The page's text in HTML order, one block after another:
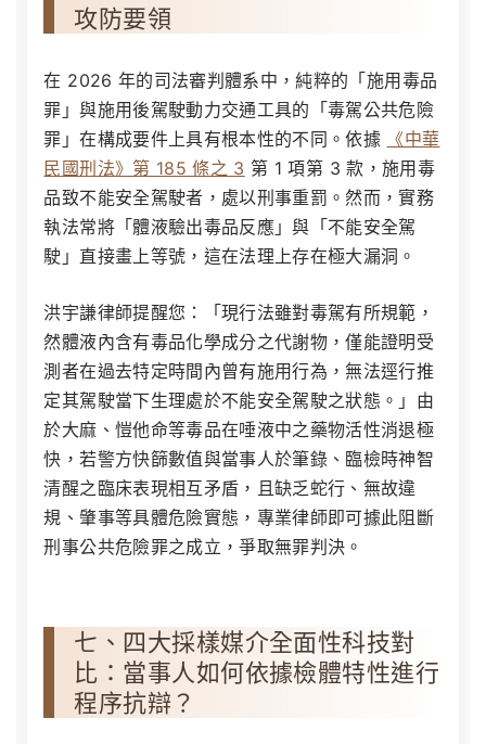
攻防要領
在 2026 年的司法審判體系中，純粹的「施用毒品
罪」與施用後駕駛動力交通工具的「毒駕公共危險
罪」在構成要件上具有根本性的不同。依據
《中華
民國刑法》第 185 條之 3 第 1 項第 3 款，施用毒
品致不能安全駕駛者，處以刑事重罰。然而，實務
執法常將「體液驗出毒品反應」與「不能安全駕
駛」直接畫上等號，這在法理上存在極大漏洞。
洪宇謙律師提醒您：「現行法雖對毒駕有所規範，
然體液內含有毒品化學成分之代謝物，僅能證明受
測者在過去特定時間內曾有施用行為，無法逕行推
定其駕駛當下生理處於不能安全駕駛之狀態。」由
於大麻、愷他命等毒品在唾液中之藥物活性消退極
快，若警方快篩數值與當事人於筆錄、臨檢時神智
清醒之臨床表現相互矛盾，且缺乏蛇行、無故違
規、肇事等具體危險實態，專業律師即可據此阻斷
刑事公共危險罪之成立，爭取無罪判決。
七、四大採樣媒介全面性科技對
比：當事人如何依據檢體特性進行
程序抗辯？